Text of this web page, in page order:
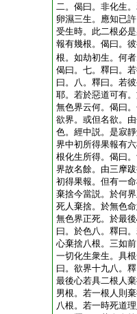
二。偈曰。非化生
卵濕三生。應知已
受生時。此二根必
報有幾根。偈曰。
根。如劫初生。何
偈曰。七。釋曰。
曰。八。釋曰。若
耶。若於惡道可有
無色界云何。偈曰
欲界。或但名欲。
色。經中説。是寂
界中初所得果報有
根化生所得。偈曰
界故名餘。由三摩
初得果報。但有一
棄捨今當説。於何
死人棄捨。於無色
無色界正死。於最
曰。於色八。釋曰
心棄捨八根。三如
一切化生衆生。具
曰。欲界十九八。
最後心若具二根人
男根。若一根人則
八根。若一時死道